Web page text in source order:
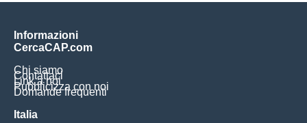
Informazioni
CercaCAP.com
Chi siamo
Contattaci
Link a noi
Pubblicizza con noi
Domande frequenti
Italia